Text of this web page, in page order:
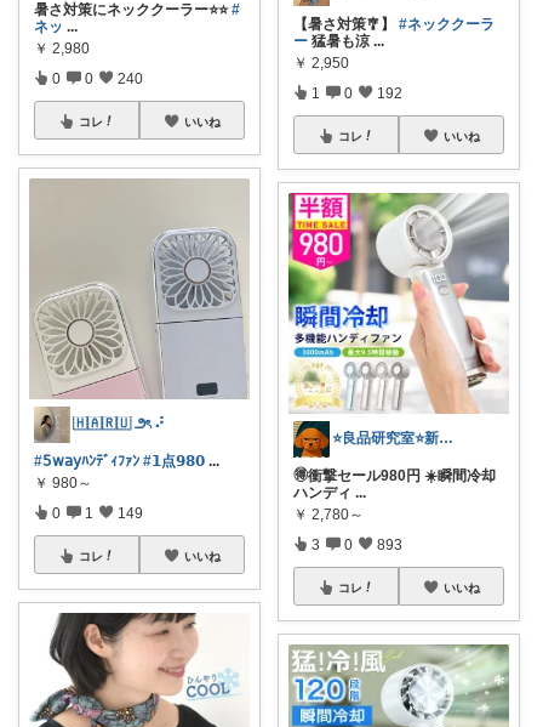
暑さ対策にネッククーラー⭐️⭐️#
ネッ ...
￥ 2,980
0 0 240
コレ いいね
🇭‌🇦‌🇷‌🇺 ౨ৎ ⠜
#𝟧𝗐𝖺𝗒ﾊﾝﾃﾞｨﾌｧﾝ #𝟭点𝟵𝟴𝟬 ...
￥ 980～
0 1 149
コレ いいね
【暑さ対策🎐】 #ネッククーラ
ー 猛暑も涼 ...
￥ 2,950
1 0 192
コレ いいね
⭐良品研究室⭐新潟県民のオススメ🍙お米
🉐衝撃セール980円 ☀️瞬間冷却
ハンディ ...
￥ 2,780～
3 0 893
コレ いいね